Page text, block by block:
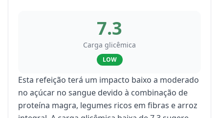
7.3
Carga glicêmica
LOW
Esta refeição terá um impacto baixo a moderado
no açúcar no sangue devido à combinação de
proteína magra, legumes ricos em fibras e arroz